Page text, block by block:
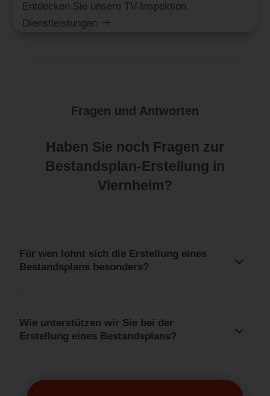
Entdecken Sie unsere TV-Inspektion
Dienstleistungen
Fragen und Antworten
Haben Sie noch Fragen zur
Bestandsplan-Erstellung in
Viernheim?
Für wen lohnt sich die Erstellung eines
Bestandsplans besonders?
Wie unterstützen wir Sie bei der
Erstellung eines Bestandsplans?